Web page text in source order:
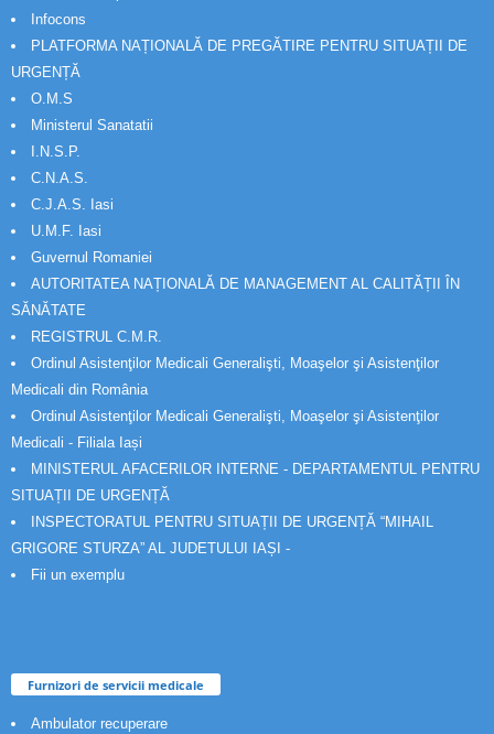
Infocons
PLATFORMA NAȚIONALĂ DE PREGĂTIRE PENTRU SITUAȚII DE
URGENȚĂ
O.M.S
Ministerul Sanatatii
I.N.S.P.
C.N.A.S.
C.J.A.S. Iasi
U.M.F. Iasi
Guvernul Romaniei
AUTORITATEA NAȚIONALĂ DE MANAGEMENT AL CALITĂȚII ÎN
SĂNĂTATE
REGISTRUL C.M.R.
Ordinul Asistenţilor Medicali Generalişti, Moaşelor şi Asistenţilor
Medicali din România
Ordinul Asistenţilor Medicali Generalişti, Moaşelor şi Asistenţilor
Medicali - Filiala Iași
MINISTERUL AFACERILOR INTERNE - DEPARTAMENTUL PENTRU
SITUAȚII DE URGENȚĂ
INSPECTORATUL PENTRU SITUAȚII DE URGENȚĂ “MIHAIL
GRIGORE STURZA” AL JUDETULUI IAȘI -
Fii un exemplu
Furnizori de servicii medicale
Ambulator recuperare